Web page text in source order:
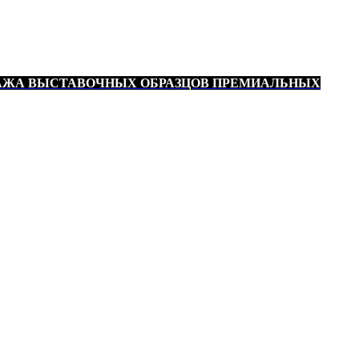
ВЫСТАВОЧНЫХ ОБРАЗЦОВ ПРЕМИАЛЬНЫХ